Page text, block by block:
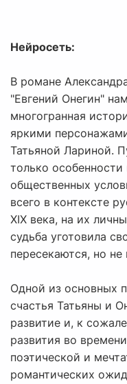
Нейросеть:
В романе
"Евгений Онегин"
многогранная
яркими
Татьяной Лариной.
только
общественных
всего в контексте
XIX века, на их
судьба уготовила
пересекаются, но
Одной из основных
счастья Татьяны и
развитие и, к
развития во
поэтической и
романтических